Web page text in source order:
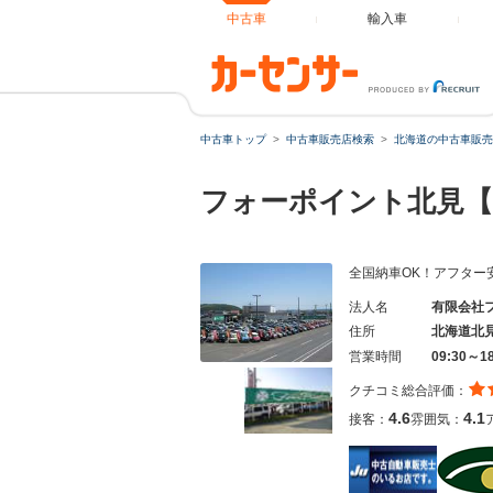
中古車 輸入車
中古車トップ 中古車販売店検索 北海道の中古車販
フォーポイント北見
全国納車OK！アフター
法人名
有限会社
住所
北海道北
営業時間
09:30～
クチコミ総合評価：
接客： 4.6雰囲気： 4.1